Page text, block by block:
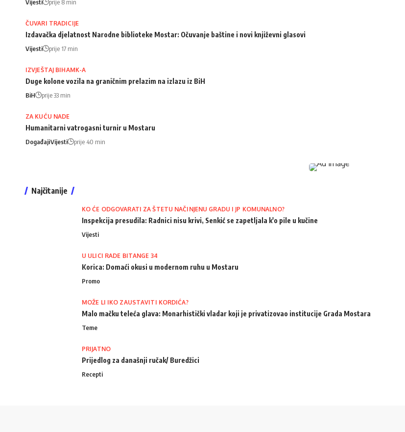
Vijesti prije 8 min
ČUVARI TRADICIJE
Izdavačka djelatnost Narodne biblioteke Mostar: Očuvanje baštine i novi književni glasovi
Vijesti prije 17 min
IZVJEŠTAJ BIHAMK-A
Duge kolone vozila na graničnim prelazim na izlazu iz BiH
BiH prije 33 min
ZA KUĆU NADE
Humanitarni vatrogasni turnir u Mostaru
DogađajiVijesti prije 40 min
Najčitanije
KO ĆE ODGOVARATI ZA ŠTETU NAČINJENU GRADU I JP KOMUNALNO?
Inspekcija presudila: Radnici nisu krivi, Senkić se zapetljala k'o pile u kučine
Vijesti
U ULICI RADE BITANGE 34
Korica: Domaći okusi u modernom ruhu u Mostaru
Promo
MOŽE LI IKO ZAUSTAVITI KORDIĆA?
Malo mačku teleća glava: Monarhistički vladar koji je privatizovao institucije Grada Mostara
Teme
PRIJATNO
Prijedlog za današnji ručak/ Buredžici
Recepti